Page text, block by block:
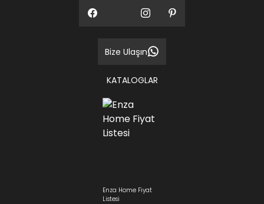
Bize Ulaşın
KATALOGLAR
Enza Home Fiyat
Listesi